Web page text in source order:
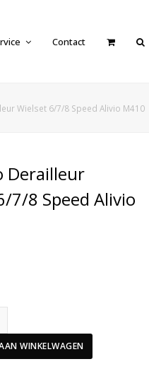
Contact
Wielset 6/7/8 Speed Alivio M410
Derailleur
7/8 Speed Alivio
WINKELWAGEN